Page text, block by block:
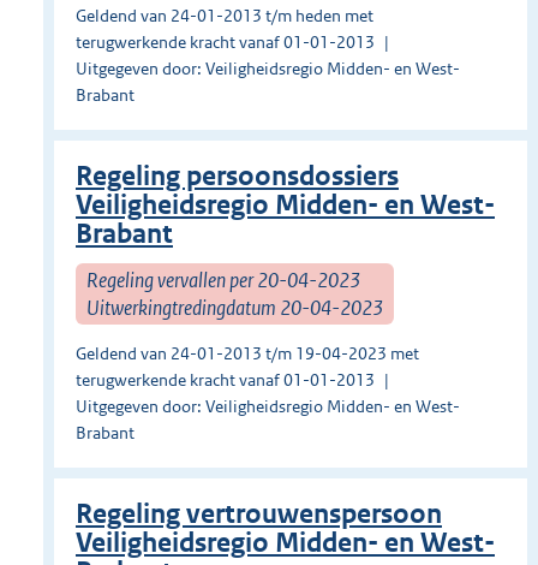
Geldend van 24-01-2013 t/m heden met
terugwerkende kracht vanaf 01-01-2013
Uitgegeven door: Veiligheidsregio Midden- en West-
Brabant
Regeling persoonsdossiers
Veiligheidsregio Midden- en West-
Brabant
Regeling vervallen per 20-04-2023
Uitwerkingtredingdatum 20-04-2023
Geldend van 24-01-2013 t/m 19-04-2023 met
terugwerkende kracht vanaf 01-01-2013
Uitgegeven door: Veiligheidsregio Midden- en West-
Brabant
Regeling vertrouwenspersoon
Veiligheidsregio Midden- en West-